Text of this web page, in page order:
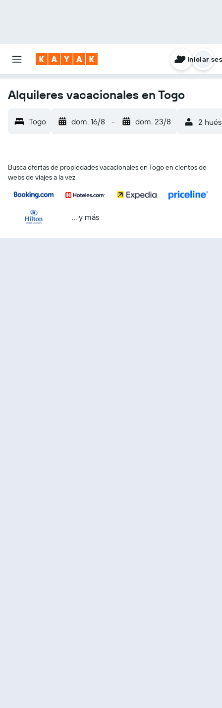
Iniciar
Alquileres vacacionales en Togo
Togo dom. 16/8 - dom. 23/8 2
Busca ofertas de propiedades vacacionales en Togo en cientos de
webs de viajes a la vez
… y más